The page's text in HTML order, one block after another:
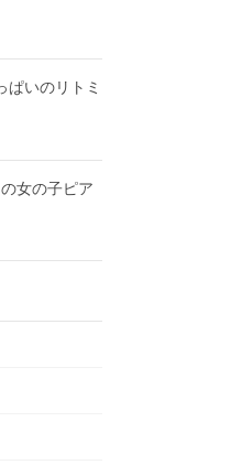
ぱいのリトミ
女の子ピア